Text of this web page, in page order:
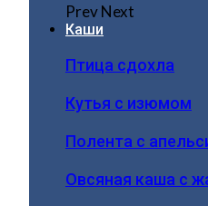
PrevNext
Каши
Птица сдохла
Кутья с изюмом
Полента с
Овсяная каша с